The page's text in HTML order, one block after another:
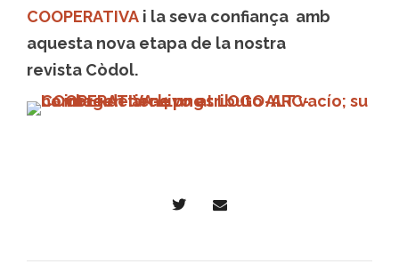
COOPERATIVA i la seva confiança amb
aquesta nova etapa de la nostra
revista Còdol.